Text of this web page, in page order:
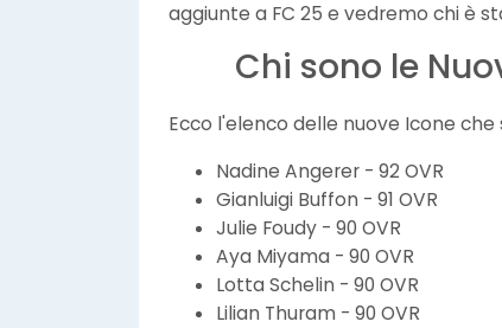
aggiunte a FC 25 e vedremo chi è
Chi sono le
Ecco l'elenco delle nuove Icone che
Nadine Angerer - 92 OVR
Gianluigi Buffon - 91 OVR
Julie Foudy - 90 OVR
Aya Miyama - 90 OVR
Lotta Schelin - 90 OVR
Lilian Thuram - 90 OVR